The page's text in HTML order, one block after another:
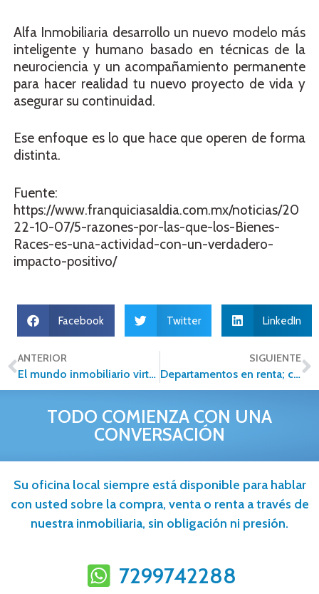
Alfa Inmobiliaria desarrollo un nuevo modelo más
inteligente y humano basado en técnicas de la
neurociencia y un acompañamiento permanente
para hacer realidad tu nuevo proyecto de vida y
asegurar su continuidad.
Ese enfoque es lo que hace que operen de forma
distinta.
Fuente:
https://www.franquiciasaldia.com.mx/noticias/20
22-10-07/5-razones-por-las-que-los-Bienes-
Races-es-una-actividad-con-un-verdadero-
impacto-positivo/
Facebook Twitter LinkedIn
ANTERIOR
El mundo inmobiliario virtual pierde su encanto: tres lecciones para aprender
SIGUIENTE
Departamentos en renta; consejos para encontrar el mejor precio
TODO COMIENZA CON UNA
CONVERSACIÓN
Su oficina local siempre está disponible para hablar
con usted sobre la compra, venta o renta a través de
nuestra inmobiliaria, sin obligación ni presión.
7299742288